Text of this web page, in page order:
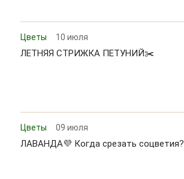
Цветы 10 июля
ЛЕТНЯЯ СТРИЖКА ПЕТУНИЙ✂️
Цветы 09 июля
ЛАВАНДА💜 Когда срезать соцветия?